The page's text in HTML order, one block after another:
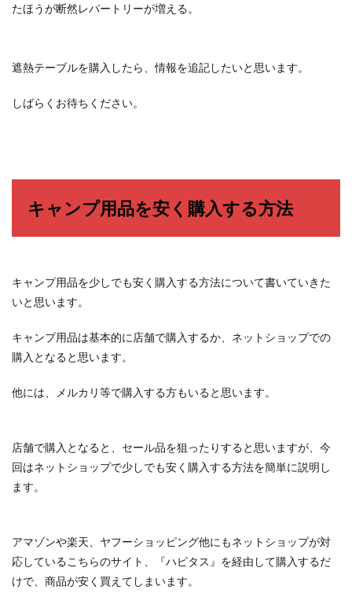
たほうが断然レパートリーが増える。
遮熱テーブルを購入したら、情報を追記したいと思います。
しばらくお待ちください。
キャンプ用品を安く購入する方法
キャンプ用品を少しでも安く購入する方法について書いていきた
いと思います。
キャンプ用品は基本的に店舗で購入するか、ネットショップでの
購入となると思います。
他には、メルカリ等で購入する方もいると思います。
店舗で購入となると、セール品を狙ったりすると思いますが、今
回はネットショップで少しでも安く購入する方法を簡単に説明し
ます。
アマゾンや楽天、ヤフーショッピング他にもネットショップが対
応しているこちらのサイト、『ハピタス』を経由して購入するだ
けで、商品が安く買えてしまいます。